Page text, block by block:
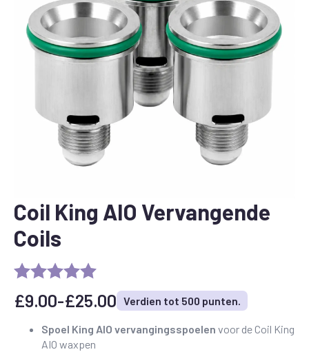
Coil King AIO Vervangende
Coils
£9.00-£25.00
Prijsklasse:
£9.00
Verdien tot 500 punten.
Spoel King AIO vervangingsspoelen voor de Coil King
AIO waxpen